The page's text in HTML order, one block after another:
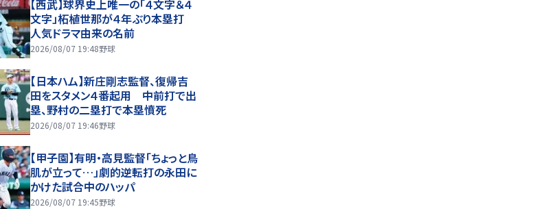
【西武】球界史上唯一の「４文字＆４
文字」柘植世那が４年ぶり本塁打
人気ドラマ由来の名前
2026/08/07 19:48野球
【日本ハム】新庄剛志監督、復帰吉
田をスタメン４番起用 中前打で出
塁、野村の二塁打で本塁憤死
2026/08/07 19:46野球
【甲子園】有明・高見監督「ちょっと鳥
肌が立って…」劇的逆転打の永田に
かけた試合中のハッパ
2026/08/07 19:45野球